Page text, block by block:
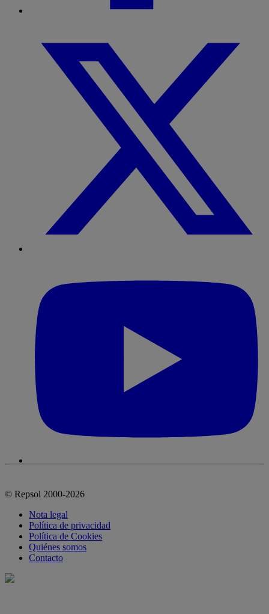
© Repsol 2000-2026
Nota legal
Política de privacidad
Política de Cookies
Quiénes somos
Contacto